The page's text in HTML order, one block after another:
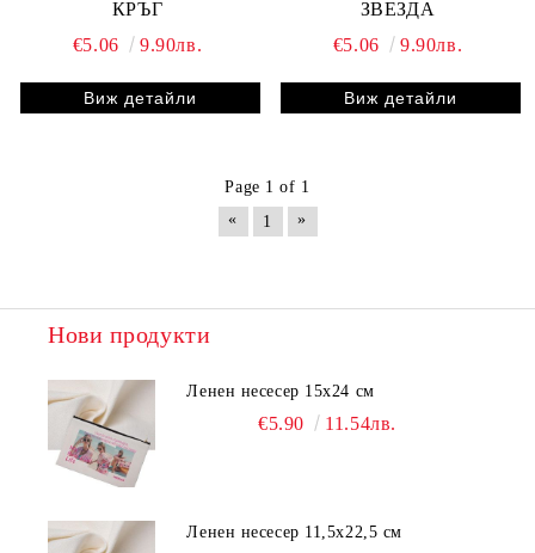
КРЪГ
€5.06
9.90лв.
Виж детайли
ЗВЕЗДА
€5.06
9.90лв.
Виж детайли
Page 1 of 1
«
1 »
Нови продукти
Ленен несесер 15х24 см
€5.90 11.54лв.
Ленен несесер 11,5х22,5 см